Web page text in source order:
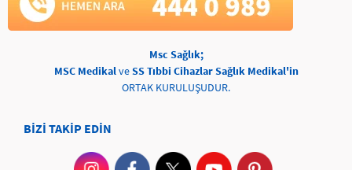
Msc Sağlık;
MSC MedikalveSS Tıbbi Cihazlar Sağlık Medikal'in
ORTAK KURULUŞUDUR.
BİZİ TAKİP EDİN